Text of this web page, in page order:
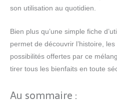
son utilisation au quotidien.
Bien plus qu’une simple fiche
permet de découvrir l’histoire,
possibilités offertes par ce
tirer tous les bienfaits en toute
Au sommaire :